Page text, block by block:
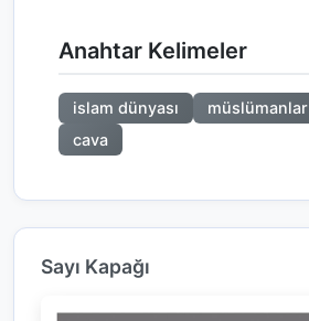
Anahtar Kelimeler
islam dünyası müslümanlar
cava
Sayı Kapağı